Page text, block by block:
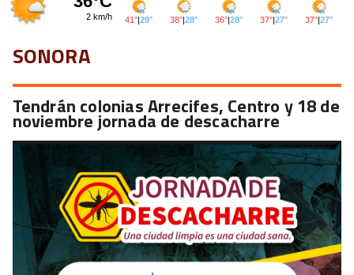
SONORA
Tendrán colonias Arrecifes, Centro y 18 de
noviembre jornada de descacharre